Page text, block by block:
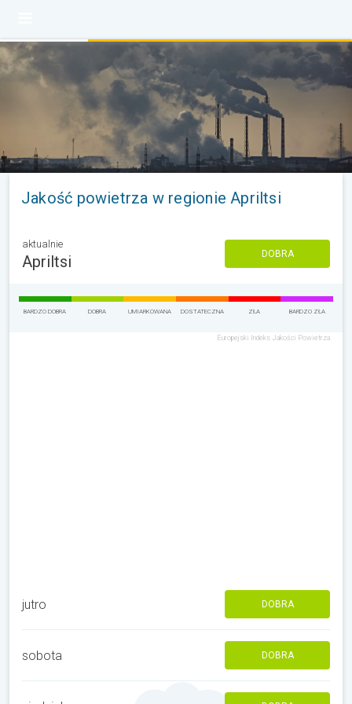
Jakość powietrza w regionie Apriltsi
aktualnie
Apriltsi DOBRA
BARDZO DOBRA DOBRA UMIARKOWANA DOSTATECZNA ZŁA BARDZO ZŁA
Europejski Indeks Jakości Powietrza
jutro DOBRA
sobota DOBRA